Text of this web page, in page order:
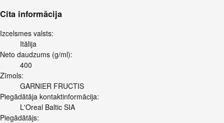
Cita informācija
Izcelsmes valsts:
Itālija
Neto daudzums (g/ml):
400
Zīmols:
GARNIER FRUCTIS
Piegādātāja kontaktinformācija:
L'Oreal Baltic SIA
Piegādātājs: